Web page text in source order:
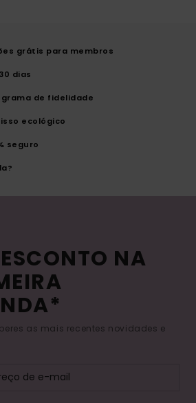
grátis para membros
dias
de fidelidade
ecológico
seguro
NA
as mais recentes novidades e